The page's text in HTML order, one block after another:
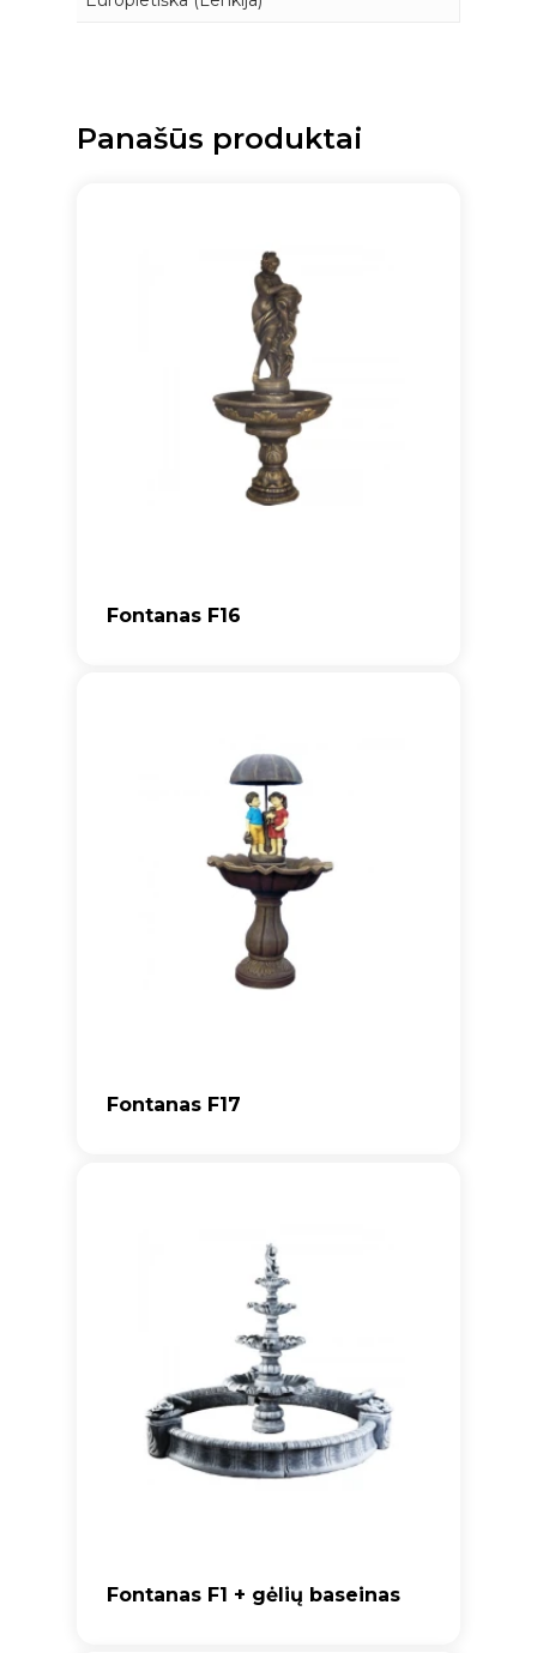
Krepšelyje nėra produktų.
Panašūs produktai
Fontanas F16
Fontanas F17
Fontanas F1 + gėlių baseinas